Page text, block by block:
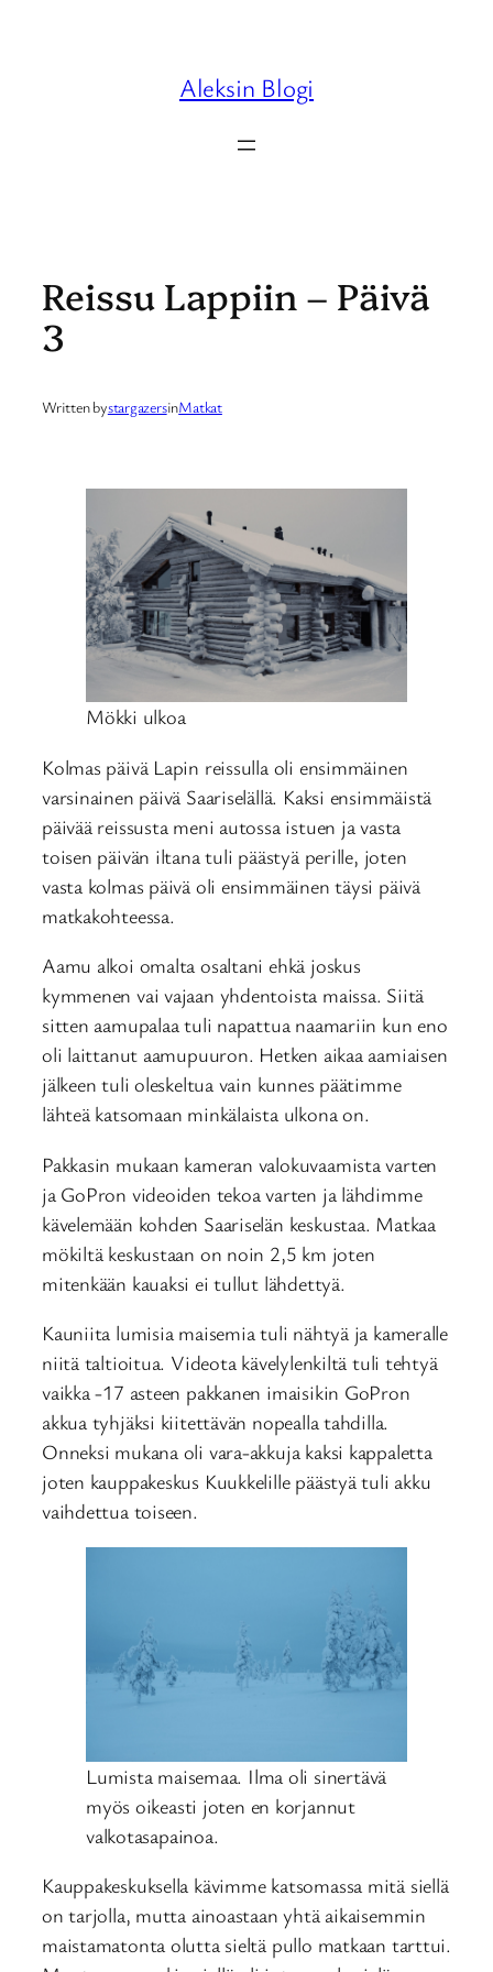
Aleksin Blogi
Reissu Lappiin – Päivä
3
Written bystargazersinMatkat
Mökki ulkoa
Kolmas päivä Lapin reissulla oli ensimmäinen
varsinainen päivä Saariselällä. Kaksi ensimmäistä
päivää reissusta meni autossa istuen ja vasta
toisen päivän iltana tuli päästyä perille, joten
vasta kolmas päivä oli ensimmäinen täysi päivä
matkakohteessa.
Aamu alkoi omalta osaltani ehkä joskus
kymmenen vai vajaan yhdentoista maissa. Siitä
sitten aamupalaa tuli napattua naamariin kun eno
oli laittanut aamupuuron. Hetken aikaa aamiaisen
jälkeen tuli oleskeltua vain kunnes päätimme
lähteä katsomaan minkälaista ulkona on.
Pakkasin mukaan kameran valokuvaamista varten
ja GoPron videoiden tekoa varten ja lähdimme
kävelemään kohden Saariselän keskustaa. Matkaa
mökiltä keskustaan on noin 2,5 km joten
mitenkään kauaksi ei tullut lähdettyä.
Kauniita lumisia maisemia tuli nähtyä ja kameralle
niitä taltioitua. Videota kävelylenkiltä tuli tehtyä
vaikka -17 asteen pakkanen imaisikin GoPron
akkua tyhjäksi kiitettävän nopealla tahdilla.
Onneksi mukana oli vara-akkuja kaksi kappaletta
joten kauppakeskus Kuukkelille päästyä tuli akku
vaihdettua toiseen.
Lumista maisemaa. Ilma oli sinertävä
myös oikeasti joten en korjannut
valkotasapainoa.
Kauppakeskuksella kävimme katsomassa mitä siellä
on tarjolla, mutta ainoastaan yhtä aikaisemmin
maistamatonta olutta sieltä pullo matkaan tarttui.